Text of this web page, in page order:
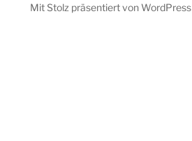
Mit Stolz präsentiert von WordPress